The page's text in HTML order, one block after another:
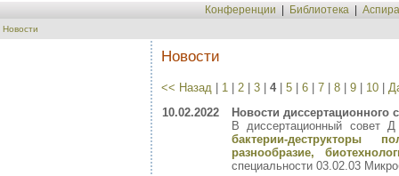
Конференции Библиотека
Новости
Новости
<< Назад | 1 | 2 | 3 | 4| 5 | 6 | 7 | 8 | 9 | 10 |
10.02.2022
Новости диссертационного
В диссертационный совет
бактерии-деструкторы
разнообразие,
специальности 03.02.03